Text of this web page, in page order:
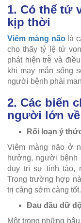
1. Có thể tử
kịp thời
Viêm màng nãolà
cho thấy tỷ lệ tử
phát hiện trễ và
khi may mắn sống
người bệnh phải
2. Các biến
người lớn
Rối loạn ý
Viêm màng não ở
hưởng, người bệnh
duy trì sự tỉnh táo,
Trong trường hợp
trị càng sớm càng tốt.
Đau đầu dữ
Một trong những